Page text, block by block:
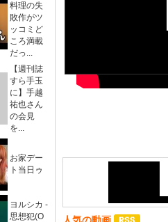
料理の失
敗作がツ
ッコミど
ころ満載
だっ...
【週刊誌
すら手玉
に】手越
祐也さん
の会見
を...
お家デー
ト当日ゥ
ヨルシカ -
思想犯(O